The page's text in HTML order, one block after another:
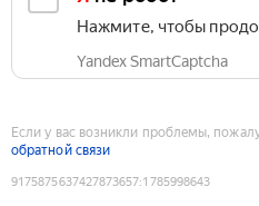
Нажмите, чтобы
Yandex SmartCaptcha
Если у вас возникли проблемы,
обратной связи
9175875637427873657:1785998643